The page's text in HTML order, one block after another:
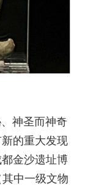
神圣而神奇
的重大发现
金沙遗址博
中一级文物